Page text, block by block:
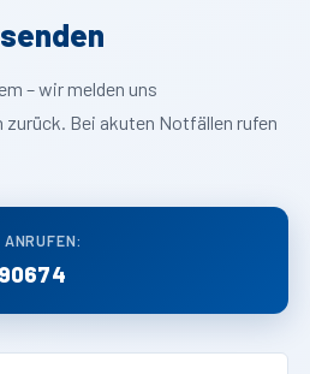
– wir melden uns
Bei akuten Notfällen rufen